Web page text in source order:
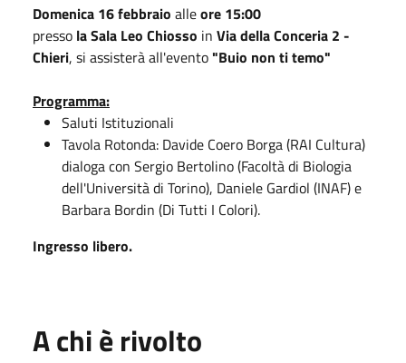
Domenica 16 febbraio alleore 15:00
presso la Sala Leo Chiosso in Via della Conceria 2 -
Chieri, si assisterà all'evento"Buio non ti temo"
Programma:
Saluti Istituzionali
Tavola Rotonda: Davide Coero Borga (RAI Cultura)
dialoga con Sergio Bertolino (Facoltà di Biologia
dell'Università di Torino), Daniele Gardiol (INAF) e
Barbara Bordin (Di Tutti I Colori).
Ingresso libero.
A chi è rivolto